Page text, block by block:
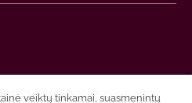
veiktų tinkamai, suasmenintų